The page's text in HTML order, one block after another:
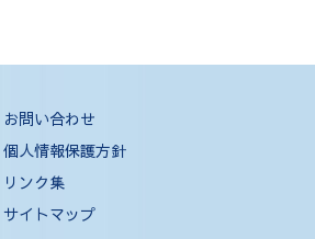
お問い合わせ
個人情報保護方針
リンク集
サイトマップ